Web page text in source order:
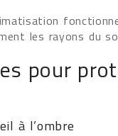
les rayons du
pour
à l’ombre